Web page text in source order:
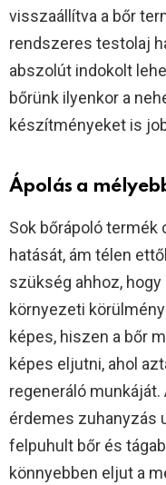
visszaállítva a bőr
rendszeres testolaj
abszolút indokolt
bőrünk ilyenkor a
készítményeket is
Ápolás a
Sok bőrápoló
hatását, ám télen
szükség ahhoz,
környezeti
képes, hiszen a bőr
képes eljutni, ahol
regeneráló
érdemes zuhanyzás
felpuhult bőr és
könnyebben eljut a